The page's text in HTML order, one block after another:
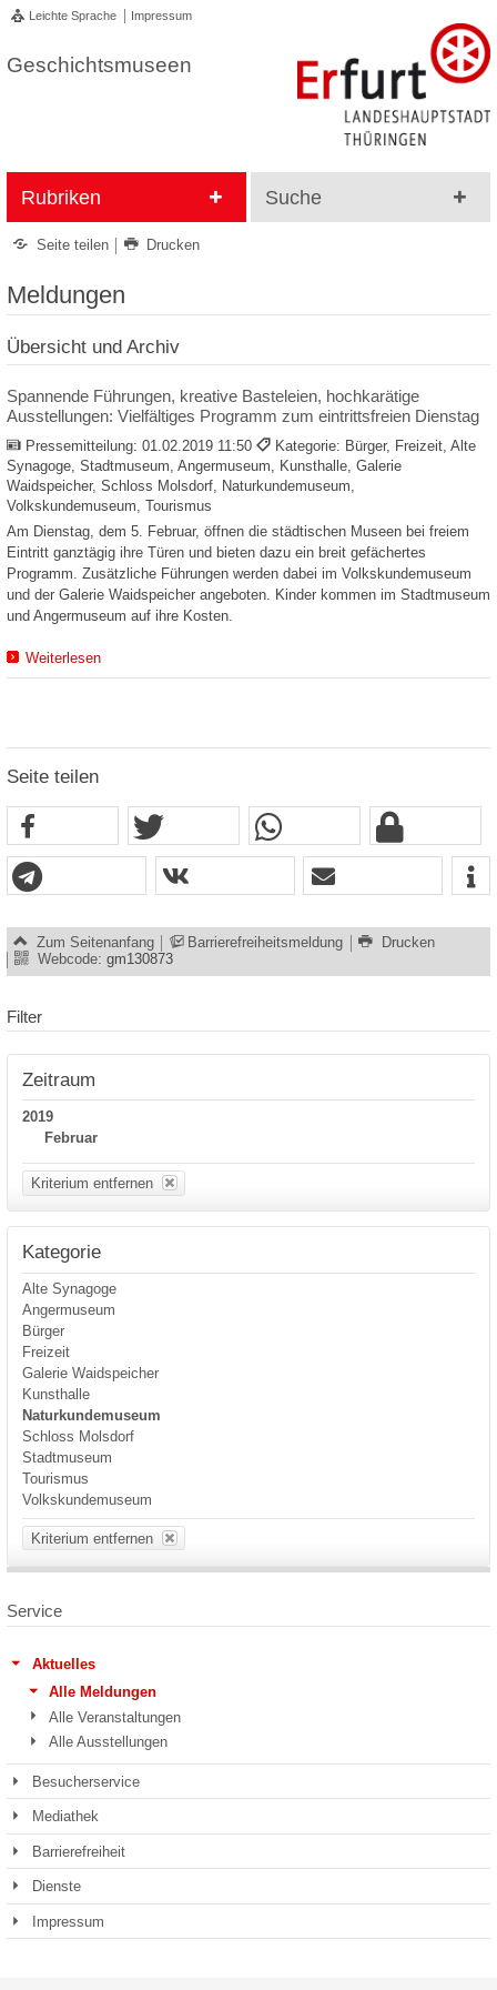
Leichte Sprache Impressum
Geschichtsmuseen
Rubriken Suche
Seite teilen Drucken
Meldungen
Übersicht und Archiv
Spannende Führungen, kreative Basteleien, hochkarätige
Ausstellungen: Vielfältiges Programm zum eintrittsfreien Dienstag
Pressemitteilung: 01.02.2019 11:50
Kategorie: Bürger, Freizeit, Alte
Synagoge, Stadtmuseum, Angermuseum, Kunsthalle, Galerie
Waidspeicher, Schloss Molsdorf, Naturkundemuseum,
Volkskundemuseum, Tourismus
Am Dienstag, dem 5. Februar, öffnen die städtischen Museen bei freiem
Eintritt ganztägig ihre Türen und bieten dazu ein breit gefächertes
Programm. Zusätzliche Führungen werden dabei im Volkskundemuseum
und der Galerie Waidspeicher angeboten. Kinder kommen im Stadtmuseum
und Angermuseum auf ihre Kosten.
Weiterlesen
Seite teilen
Zum Seitenanfang Barrierefreiheitsmeldung
Drucken
Webcode: gm130873
Filter
Zeitraum
2019
Februar
Kriterium entfernen
Kategorie
Alte Synagoge
Angermuseum
Bürger
Freizeit
Galerie Waidspeicher
Kunsthalle
Naturkundemuseum
Schloss Molsdorf
Stadtmuseum
Tourismus
Volkskundemuseum
Kriterium entfernen
Service
Aktuelles
Alle Meldungen
Alle Veranstaltungen
Alle Ausstellungen
Besucherservice
Mediathek
Barrierefreiheit
Dienste
Impressum